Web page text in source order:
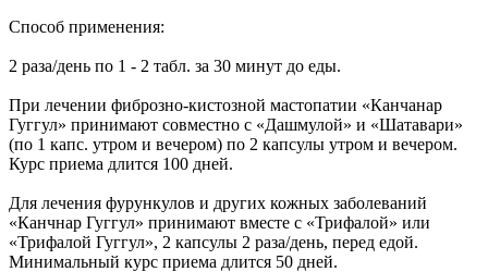
Способ применения:
2 раза/день по 1 - 2 табл. за 30 минут до еды.
При лечении фиброзно-кистозной мастопатии «Канчанар
Гуггул» принимают совместно с «Дашмулой» и «Шатавари»
(по 1 капс. утром и вечером) по 2 капсулы утром и вечером.
Курс приема длится 100 дней.
Для лечения фурункулов и других кожных заболеваний
«Канчнар Гуггул» принимают вместе с «Трифалой» или
«Трифалой Гуггул», 2 капсулы 2 раза/день, перед едой.
Минимальный курс приема длится 50 дней.